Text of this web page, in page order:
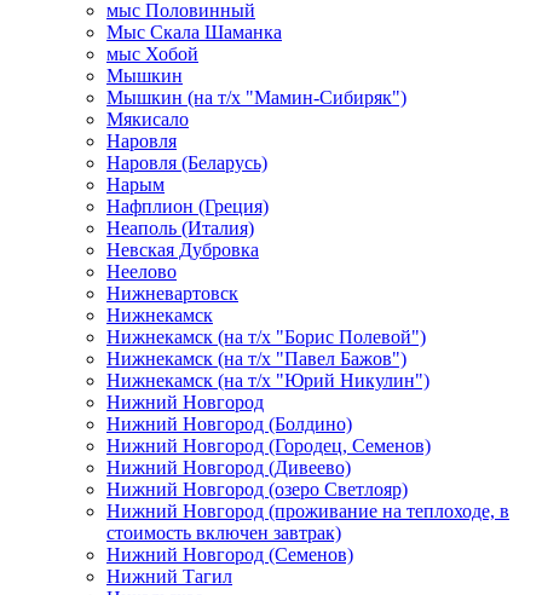
мыс Половинный
Мыс Скала Шаманка
мыс Хобой
Мышкин
Мышкин (на т/х "Мамин-Сибиряк")
Мякисало
Наровля
Наровля (Беларусь)
Нарым
Нафплион (Греция)
Неаполь (Италия)
Невская Дубровка
Неелово
Нижневартовск
Нижнекамск
Нижнекамск (на т/х "Борис Полевой")
Нижнекамск (на т/х "Павел Бажов")
Нижнекамск (на т/х "Юрий Никулин")
Нижний Новгород
Нижний Новгород (Болдино)
Нижний Новгород (Городец, Семенов)
Нижний Новгород (Дивеево)
Нижний Новгород (озеро Светлояр)
Нижний Новгород (проживание на теплоходе, в
стоимость включен завтрак)
Нижний Новгород (Семенов)
Нижний Тагил